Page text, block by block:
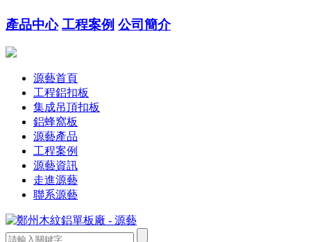
產品中心 工程案例 公司簡介
源藝首頁
工程鋁扣板
集成吊頂扣板
鋁蜂窩板
源藝產品
工程案例
源藝資訊
走進源藝
聯系源藝